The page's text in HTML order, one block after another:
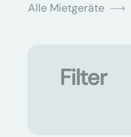
Alle Mietgeräte
Filter